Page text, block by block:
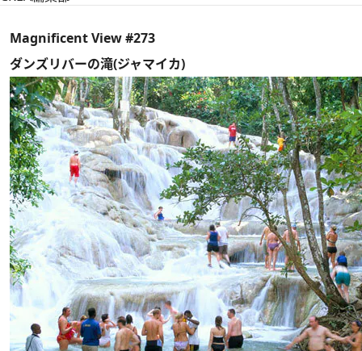
Magnificent View #273
ダンズリバーの滝(ジャマイカ)